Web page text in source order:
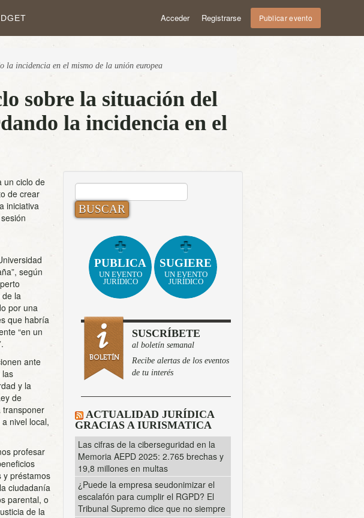
Acceder Registrarse Publicar evento
la incidencia en el mismo de la unión europea
sobre la situación del
la incidencia en el
un ciclo de
de crear
iniciativa
según
de la
por una
que habría
“en un
ante
las
y la
de
transponer
nivel local,
profesar
y préstamos
ciudadanía
parental, o
de la
BUSCAR:
PUBLICA
UN EVENTO
JURÍDICO
SUGIERE
UN EVENTO
JURÍDICO
SUSCRÍBETE
al boletín semanal
Recibe alertas de los eventos
de tu interés
ACTUALIDAD JURÍDICA
GRACIAS A IURISMATICA
Las cifras de la ciberseguridad en la
Memoria AEPD 2025: 2.765 brechas y
19,8 millones en multas
¿Puede la empresa seudonimizar el
escalafón para cumplir el RGPD? El
Tribunal Supremo dice que no siempre